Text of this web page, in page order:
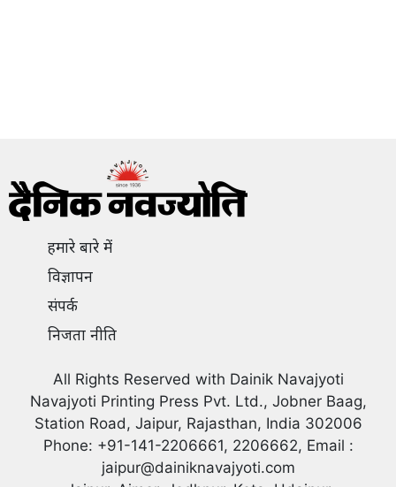
हमारे बारे में
विज्ञापन
संपर्क
निजता नीति
All Rights Reserved with Dainik Navajyoti
Navajyoti Printing Press Pvt. Ltd., Jobner Baag,
Station Road, Jaipur, Rajasthan, India 302006
Phone: +91-141-2206661, 2206662, Email :
jaipur@dainiknavajyoti.com